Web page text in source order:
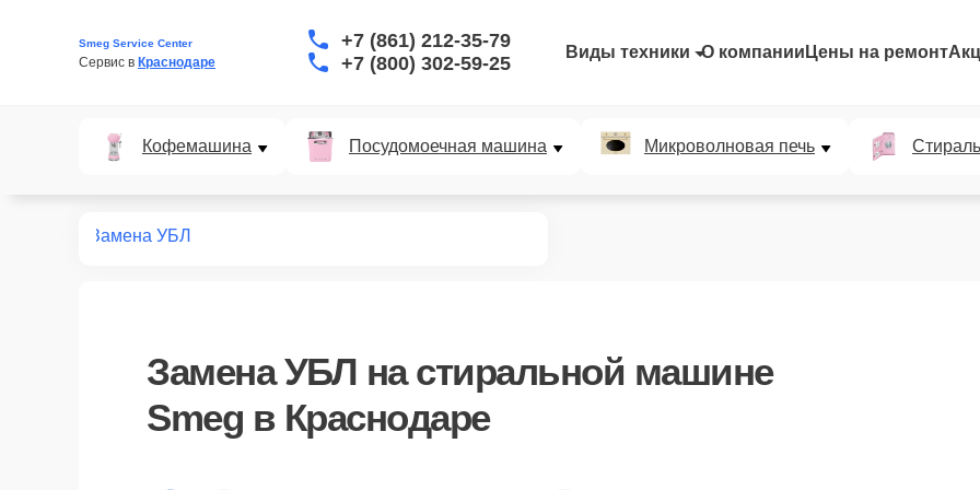
Smeg Service Center
Сервис в Краснодаре
+7 (861) 212-35-79
+7 (800) 302-59-25
Виды техники О компании Цены на ремонт
Кофемашина Посудомоечная машина Микроволновая печь
Замена УБЛ
Замена УБЛ на стиральной машине
Smeg в Краснодаре